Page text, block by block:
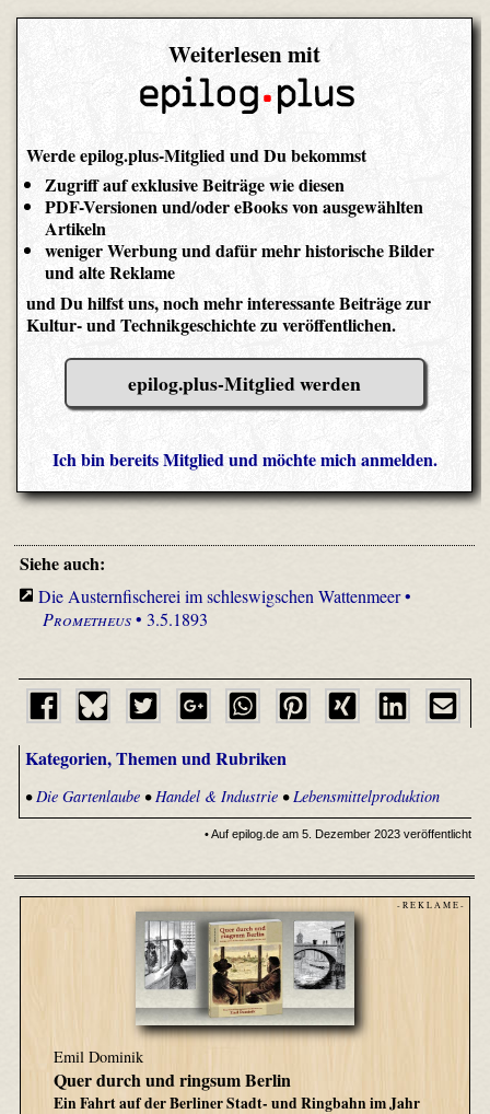
Weiterlesen mit
Werde epilog.plus-Mitglied und Du bekommst
Zugriff auf exklusive Beiträge wie diesen
PDF-Versionen und/oder eBooks von ausgewählten
Artikeln
weniger Werbung und dafür mehr historische Bilder
und alte Reklame
und Du hilfst uns, noch mehr interessante Beiträge zur
Kultur- und Technikgeschichte zu veröffentlichen.
epilog.plus-Mitglied werden
Ich bin bereits Mitglied und möchte mich anmelden.
Siehe auch:
Die Austernfischerei im schleswigschen Wattenmeer •
Prometheus• 3.5.1893
Kategorien, Themen und Rubriken
•Die Gartenlaube•Handel & Industrie•Lebensmittelproduktion
• Auf epilog.de am 5. Dezember 2023 veröffentlicht
- R E K L A M E -
Emil Dominik
Quer durch und ringsum Berlin
Ein Fahrt auf der Berliner Stadt- und Ringbahn im Jahr